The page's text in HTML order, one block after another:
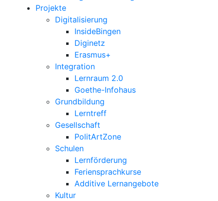
Projekte
Digitalisierung
InsideBingen
Diginetz
Erasmus+
Integration
Lernraum 2.0
Goethe-Infohaus
Grundbildung
Lerntreff
Gesellschaft
PolitArtZone
Schulen
Lernförderung
Feriensprachkurse
Additive Lernangebote
Kultur